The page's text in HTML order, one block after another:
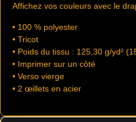
Affichez vos couleurs avec le
• 100 % polyester
• Tricot
• Poids du tissu : 125,30 g/yd²
• Imprimer sur un côté
• Verso vierge
• 2 œillets en acier